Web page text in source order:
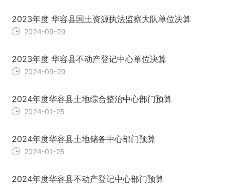
2023年度 华容县国土资源执法监察大队单位决算
2024-09-29
2023年度 华容县不动产登记中心单位决算
2024-09-29
2024年度华容县土地综合整治中心部门预算
2024-01-25
2024年度华容县土地储备中心部门预算
2024-01-25
2024年度华容县不动产登记中心部门预算